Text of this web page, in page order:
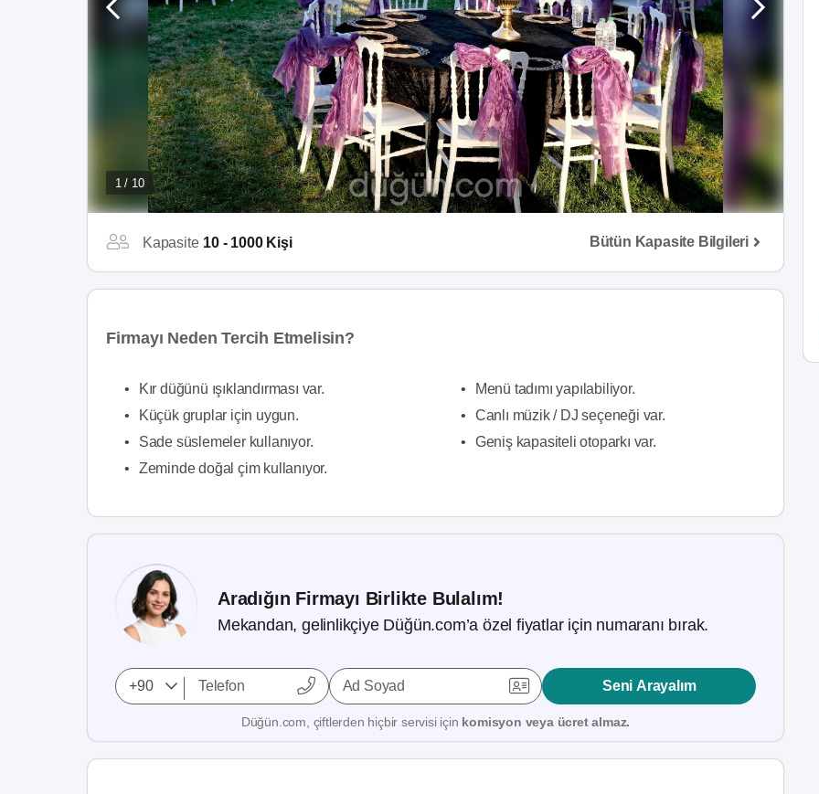
1 / 10
Kapasite 10 - 1000 Kişi Bütün Kapasite Bilgileri
Firmayı Neden Tercih Etmelisin?
•
Kır düğünü ışıklandırması var.
•
Küçük gruplar için uygun.
•
Sade süslemeler kullanıyor.
•
Zeminde doğal çim kullanıyor.
•
Menü tadımı yapılabiliyor.
•
Canlı müzik / DJ seçeneği var.
•
Geniş kapasiteli otoparkı var.
Aradığın Firmayı Birlikte Bulalım!
Mekandan, gelinlikçiye Düğün.com’a özel fiyatlar için numaranı bırak.
Ad Soyad Seni Arayalım
Düğün.com, çiftlerden hiçbir servisi için komisyon veya ücret almaz.